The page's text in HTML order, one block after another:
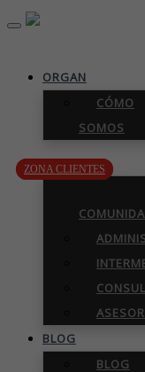
ZONA CLIENTES
Toggle
ORGAN
CÓMO
SOMOS
BLOG
BLOG